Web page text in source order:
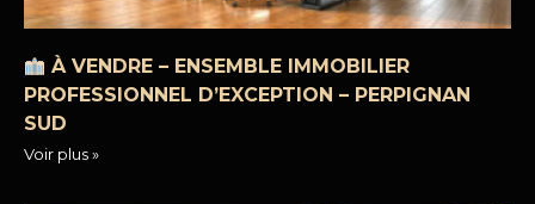
À VENDRE – ENSEMBLE IMMOBILIER
PROFESSIONNEL D’EXCEPTION – PERPIGNAN
SUD
Voir plus »